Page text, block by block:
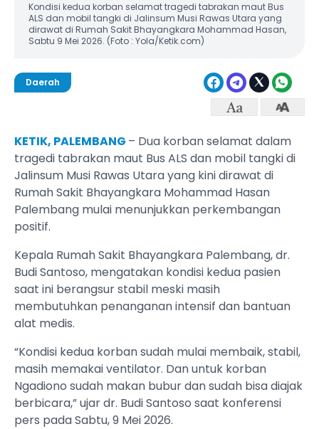
Kondisi kedua korban selamat tragedi tabrakan maut Bus
ALS dan mobil tangki di Jalinsum Musi Rawas Utara yang
dirawat di Rumah Sakit Bhayangkara Mohammad Hasan,
Sabtu 9 Mei 2026. (Foto : Yola/Ketik.com)
Daerah
KETIK, PALEMBANG – Dua korban selamat dalam
tragedi tabrakan maut Bus ALS dan mobil tangki di
Jalinsum Musi Rawas Utara yang kini dirawat di
Rumah Sakit Bhayangkara Mohammad Hasan
Palembang mulai menunjukkan perkembangan
positif.
Kepala Rumah Sakit Bhayangkara Palembang, dr.
Budi Santoso, mengatakan kondisi kedua pasien
saat ini berangsur stabil meski masih
membutuhkan penanganan intensif dan bantuan
alat medis.
“Kondisi kedua korban sudah mulai membaik, stabil,
masih memakai ventilator. Dan untuk korban
Ngadiono sudah makan bubur dan sudah bisa diajak
berbicara,” ujar dr. Budi Santoso saat konferensi
pers pada Sabtu, 9 Mei 2026.